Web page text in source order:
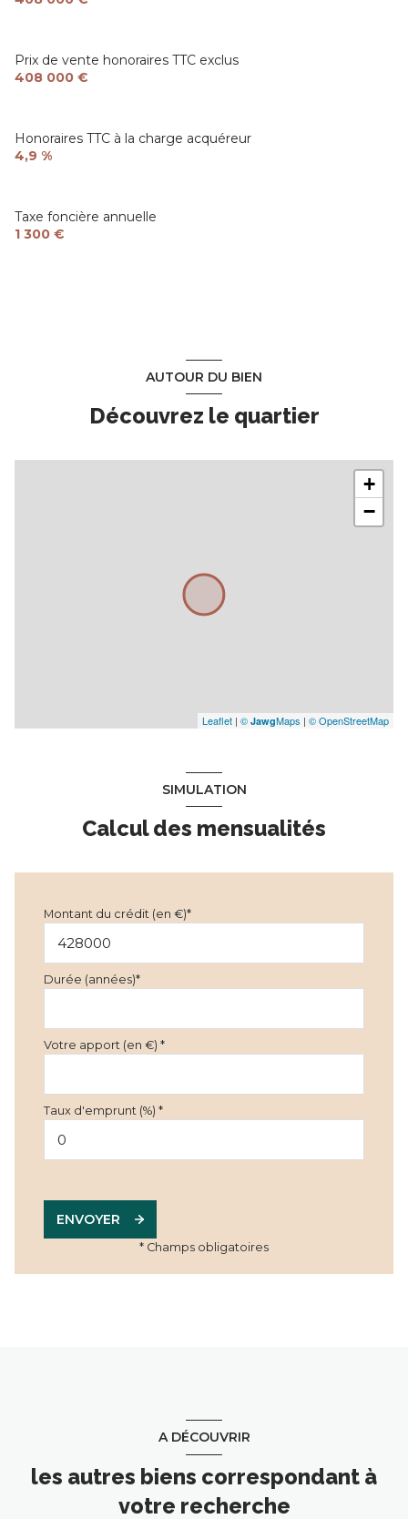
Prix de vente honoraires TTC exclus
408 000 €
Honoraires TTC à la charge acquéreur
4,9 %
Taxe foncière annuelle
1 300 €
AUTOUR DU BIEN
Découvrez le quartier
+
−
Leaflet | © JawgMaps | © OpenStreetMap
SIMULATION
Calcul des mensualités
Montant du crédit (en €)*
Durée (années)*
Votre apport (en €) *
Taux d'emprunt (%) *
ENVOYER
* Champs obligatoires
A DÉCOUVRIR
les autres biens correspondant à
votre recherche